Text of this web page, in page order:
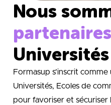
Nous
partenaires
Formasup s’inscrit
Universités, Ecoles de
pour favoriser et